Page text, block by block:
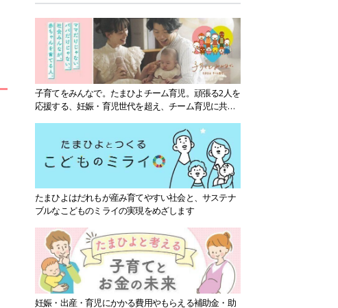
子育てをみんなで。たまひよチーム育児。頑張る2人を
応援する、妊娠・育児世代を超え、チーム育児に共感
たまひよはだれもが産み育てやすい社会と、サステナ
ブルなこどものミライの実現をめざします
妊娠・出産・育児にかかる費用やもらえる補助金・助